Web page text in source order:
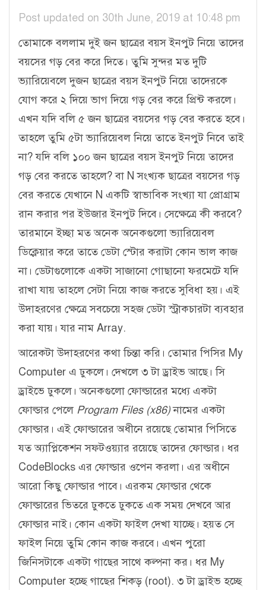
Post updated on 30th June, 2019 at 10:48 pm
তোমাকে বললাম দুই জন ছাত্রের বয়স ইনপুট নিয়ে তাদের
বয়সের গড় বের করে দিতে। তুমি সুন্দর মত দুটি
ভ্যারিয়েবলে দুজন ছাত্রের বয়স ইনপুট নিয়ে তাদেরকে
যোগ করে ২ দিয়ে ভাগ দিয়ে গড় বের করে প্রিন্ট করলে।
এখন যদি বলি ৫ জন ছাত্রের বয়সের গড় বের করতে হবে।
তাহলে তুমি ৫টা ভ্যারিয়েবল নিয়ে তাতে ইনপুট নিবে তাই
না? যদি বলি ১০০ জন ছাত্রের বয়স ইনপুট নিয়ে তাদের
গড় বের করতে তাহলে? বা N সংখ্যক ছাত্রের বয়সের গড়
বের করতে যেখানে N একটি স্বাভাবিক সংখ্যা যা প্রোগ্রাম
রান করার পর ইউজার ইনপুট দিবে। সেক্ষেত্রে কী করবে?
তারমানে ইচ্ছা মত অনেক অনেকগুলো ভ্যারিয়েবল
ডিক্লেয়ার করে তাতে ডেটা স্টোর করাটা কোন ভাল কাজ
না। ডেটাগুলোকে একটা সাজানো গোছানো ফরমেটে যদি
রাখা যায় তাহলে সেটা নিয়ে কাজ করতে সুবিধা হয়। এই
উদাহরণের ক্ষেত্রে সবচেয়ে সহজ ডেটা স্ট্রাকচারটা ব্যবহার
করা যায়। যার নাম Array.
আরেকটা উদাহরণের কথা চিন্তা করি। তোমার পিসির My
Computer এ ঢুকলে। দেখলে ৩ টা ড্রাইভ আছে। সি
ড্রাইভে ঢুকলে। অনেকগুলো ফোল্ডারের মধ্যে একটা
ফোল্ডার পেলে Program Files (x86)নামের একটা
ফোল্ডার। এই ফোল্ডারের অধীনে রয়েছে তোমার পিসিতে
যত অ্যাপ্লিকেশন সফটওয়্যার রয়েছে তাদের ফোল্ডার। ধর
CodeBlocks এর ফোল্ডার ওপেন করলা। এর অধীনে
আরো কিছু ফোল্ডার পাবে। এরকম ফোল্ডার থেকে
ফোল্ডারের ভিতরে ঢুকতে ঢুকতে এক সময় দেখবে আর
ফোল্ডার নাই। কোন একটা ফাইল দেখা যাচ্ছে। হয়ত সে
ফাইল নিয়ে তুমি কোন কাজ করবে। এখন পুরো
জিনিসটাকে একটা গাছের সাথে কল্পনা কর। ধর My
Computer হচ্ছে গাছের শিকড় (root). ৩ টা ড্রাইভ হচ্ছে